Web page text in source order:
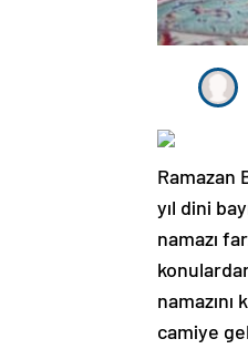
Ramazan
yıl dini
namazı
camiye